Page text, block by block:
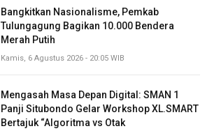
Bangkitkan Nasionalisme, Pemkab
Tulungagung Bagikan 10.000 Bendera
Merah Putih
Kamis, 6 Agustus 2026 - 20:05 WIB
Mengasah Masa Depan Digital: SMAN 1
Panji Situbondo Gelar Workshop XL.SMART
Bertajuk “Algoritma vs Otak